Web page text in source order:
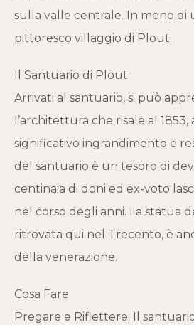
sulla valle centrale. In meno di
pittoresco villaggio di Plout.
Il Santuario di Plout
Arrivati al santuario, si può
l’architettura che risale al
significativo ingrandimento e
del santuario è un tesoro di
centinaia di doni ed ex-voto
nel corso degli anni. La statua
ritrovata qui nel Trecento, è
della venerazione.
Cosa Fare
Pregare e Riflettere: Il